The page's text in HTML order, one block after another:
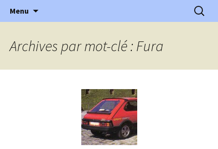
l'Automobile Ancienne
l'automobile ancienne : articles, historiques
…
Menu
Archives par mot-clé : Fura